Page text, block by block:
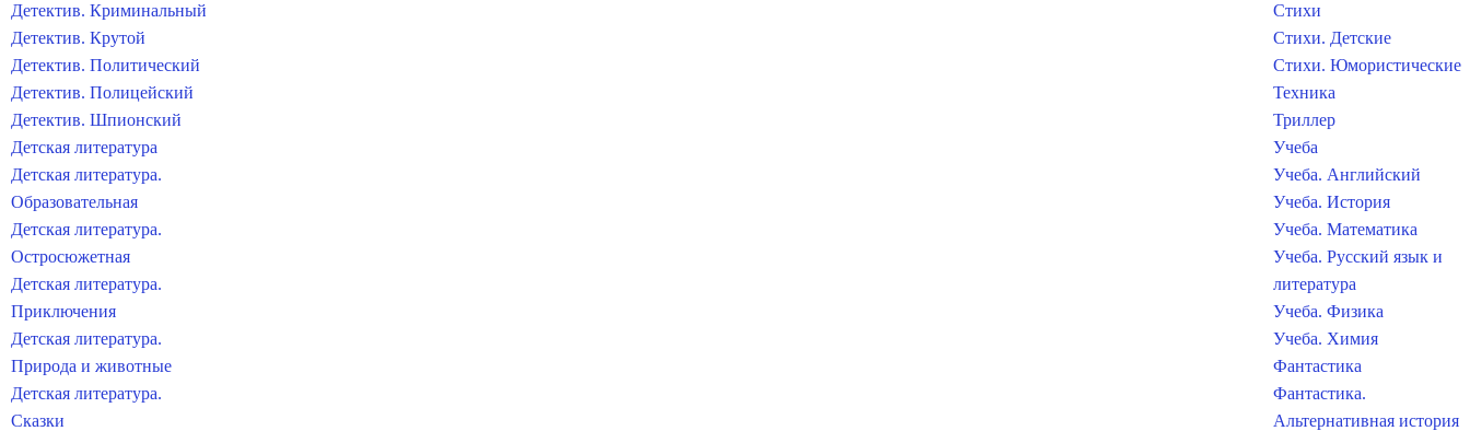
Детектив. Криминальный
Детектив. Крутой
Детектив. Политический
Детектив. Полицейский
Детектив. Шпионский
Детская литература
Детская литература.
Образовательная
Детская литература.
Остросюжетная
Детская литература.
Приключения
Детская литература.
Природа и животные
Детская литература.
Сказки
Стихи
Стихи. Детские
Стихи. Юмористические
Техника
Триллер
Учеба
Учеба. Английский
Учеба. История
Учеба. Математика
Учеба. Русский язык и
литература
Учеба. Физика
Учеба. Химия
Фантастика
Фантастика.
Альтернативная история